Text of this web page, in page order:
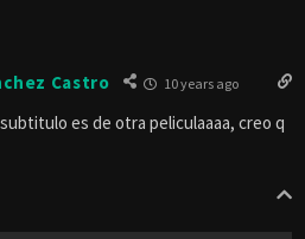
Castro 10 years ago
es de otra peliculaaaa, creo q